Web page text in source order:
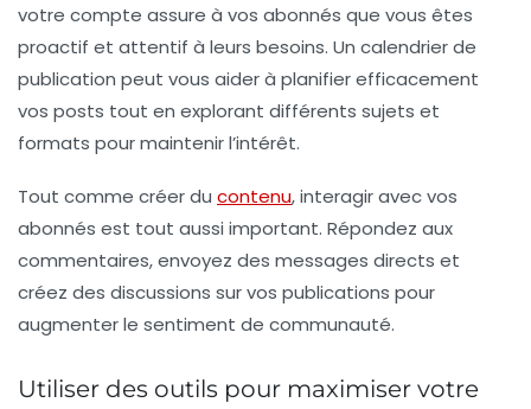
votre compte assure à vos abonnés que vous êtes
proactif et attentif à leurs besoins. Un calendrier de
publication peut vous aider à planifier efficacement
vos posts tout en explorant différents sujets et
formats pour maintenir l’intérêt.
Tout comme créer du contenu, interagir avec vos
abonnés est tout aussi important. Répondez aux
commentaires, envoyez des messages directs et
créez des discussions sur vos publications pour
augmenter le sentiment de communauté.
Utiliser des outils pour maximiser votre